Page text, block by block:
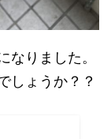
なりました。
しょうか？？